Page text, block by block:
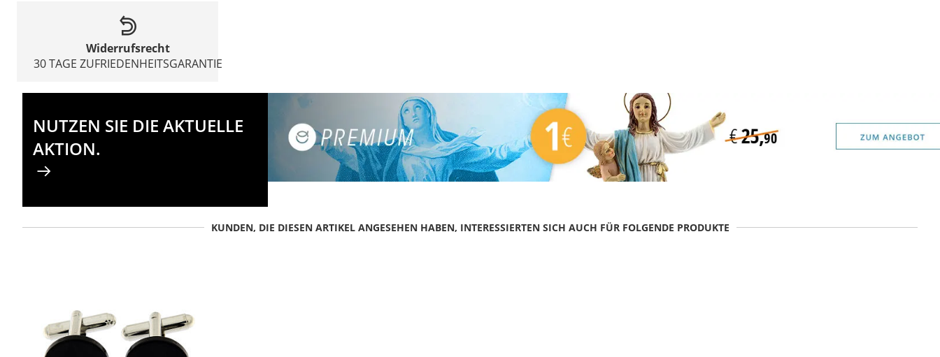
Widerrufsrecht
30 TAGE ZUFRIEDENHEITSGARANTIE
NUTZEN SIE DIE AKTUELLE
AKTION.
KUNDEN, DIE DIESEN ARTIKEL ANGESEHEN HABEN, INTERESSIERTEN SICH AUCH FÜR FOLGENDE PRODUKTE